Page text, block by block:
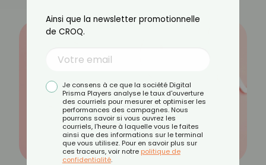
Ainsi que la newsletter promotionnelle
de CROQ.
Je consens à ce que la société Digital
Prisma Players analyse le taux d'ouverture
des courriels pour mesurer et optimiser les
performances des campagnes. Nous
pourrons savoir si vous ouvrez les
courriels, l'heure à laquelle vous le faites
ainsi que des informations sur le terminal
que vous utilisez. Pour en savoir plus sur
ces traceurs, voir notre politique de
confidentialité.